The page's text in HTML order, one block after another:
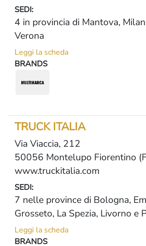
SEDI:
4 in provincia di Mantova,
Verona
Leggi la scheda
BRANDS
TRUCK ITALIA
Via Viaccia, 212
50056 Montelupo Fiorentino
www.truckitalia.com
SEDI:
7 nelle province di Bologna,
Grosseto, La Spezia, Livorno e
Leggi la scheda
BRANDS